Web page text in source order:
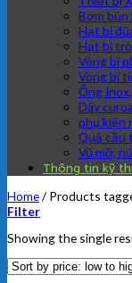
Bơm bùn
Hạt bi
Hạt bi
Vòng bi
Vòng bi
Ống
Dây
phụ kiện
Quả cầu
Vú mỡ,
Thông tin kỹ
Home/ Products
Filter
Showing the single